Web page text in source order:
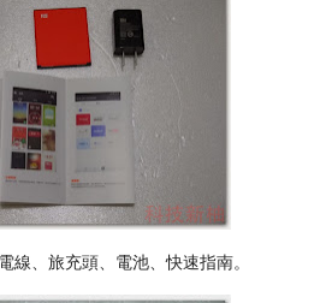
線、旅充頭、電池、快速指南。